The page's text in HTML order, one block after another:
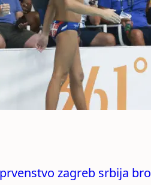
zagreb srbija